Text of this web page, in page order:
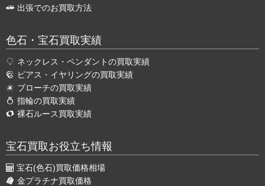
出張でのお買取方法
色石・宝石買取実績
ネックレス・ペンダントの買取実績
ピアス・イヤリングの買取実績
ブローチの買取実績
指輪の買取実績
裸石ルース買取実績
宝石買取お役立ち情報
宝石(色石)買取価格相場
金プラチナ買取価格